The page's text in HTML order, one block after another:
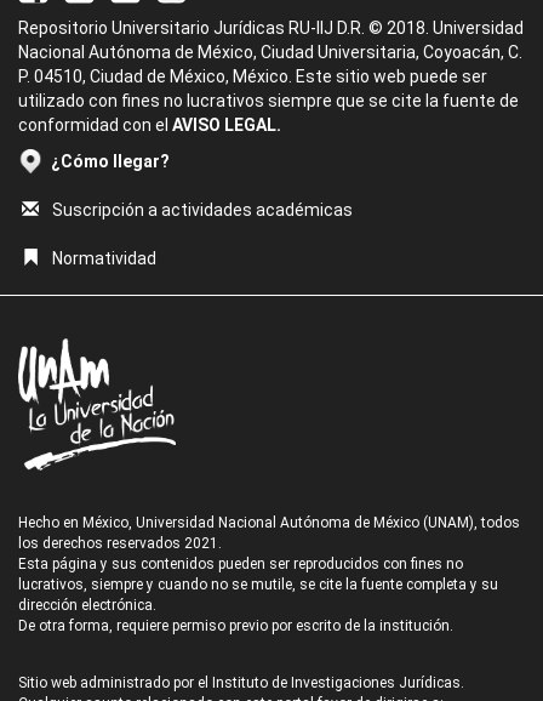
Repositorio Universitario Jurídicas RU-IIJ D.R. © 2018. Universidad
Nacional Autónoma de México, Ciudad Universitaria, Coyoacán, C.
P. 04510, Ciudad de México, México. Este sitio web puede ser
utilizado con fines no lucrativos siempre que se cite la fuente de
conformidad con el AVISO LEGAL.
¿Cómo llegar?
Suscripción a actividades académicas
Normatividad
Hecho en México, Universidad Nacional Autónoma de México (UNAM), todos
los derechos reservados 2021.
Esta página y sus contenidos pueden ser reproducidos con fines no
lucrativos, siempre y cuando no se mutile, se cite la fuente completa y su
dirección electrónica.
De otra forma, requiere permiso previo por escrito de la institución.
Sitio web administrado por el Instituto de Investigaciones Jurídicas.